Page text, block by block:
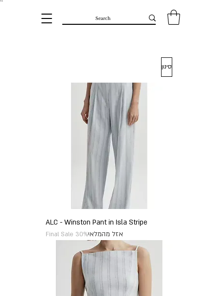
``​
סינון
ALC - Winston Pant in Isla Stripe
אזל מהמלאיFinal Sale 30%